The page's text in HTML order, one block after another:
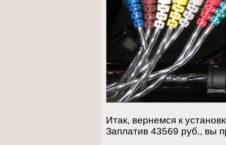
Итак, вернемся к
Заплатив 43569 руб., вы